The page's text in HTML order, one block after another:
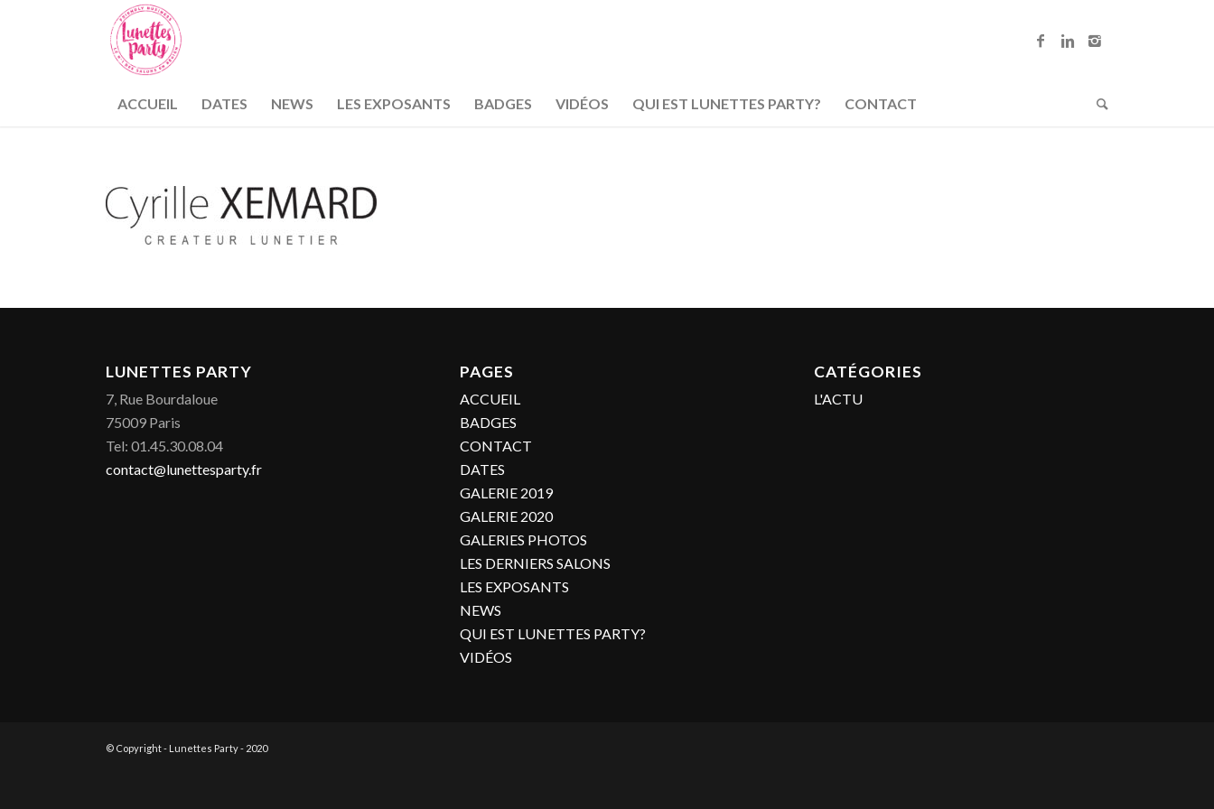
ACCUEIL DATES NEWS LES EXPOSANTS BADGES VIDÉOS QUI EST LUNETTES PARTY? CONTACT
LUNETTES PARTY
7, Rue Bourdaloue
75009 Paris
Tel: 01.45.30.08.04
contact@lunettesparty.fr
PAGES
ACCUEIL
BADGES
CONTACT
DATES
GALERIE 2019
GALERIE 2020
GALERIES PHOTOS
LES DERNIERS SALONS
LES EXPOSANTS
NEWS
QUI EST LUNETTES PARTY?
VIDÉOS
CATÉGORIES
L'ACTU
© Copyright - Lunettes Party - 2020